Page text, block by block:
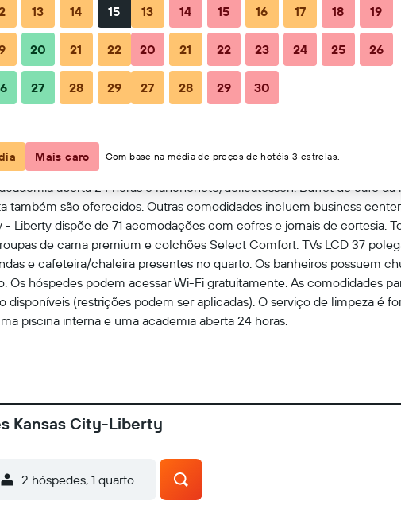
aberta 24 horas e lanchonete/delicatessen. Buffet de café da
também são oferecidos. Outras comodidades incluem business
Liberty dispõe de 71 acomodações com cofres e jornais de cortesia.
de cama premium e colchões Select Comfort. TVs LCD 37
e cafeteira/chaleira presentes no quarto. Os banheiros possuem
hóspedes podem acessar Wi-Fi gratuitamente. As comodidades
disponíveis (restrições podem ser aplicadas). O serviço de limpeza é
piscina interna e uma academia aberta 24 horas.
Kansas City-Liberty
2 hóspedes, 1 quarto
13 14 15
20 21 22
27 28 29
13 14 15 16 17 18 19
20 21 22 23 24 25 26
27 28 29 30
Mais caro Com base na média de preços de hotéis 3 estrelas.